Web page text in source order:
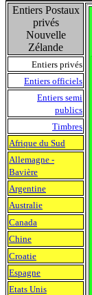
Entiers Postaux
privés
Nouvelle
Zélande
Entiers privés
Entiers officiels
Entiers semi
publics
Timbres
Afrique du Sud
Allemagne -
Bavière
Argentine
Australie
Canada
Chine
Croatie
Espagne
Etats Unis